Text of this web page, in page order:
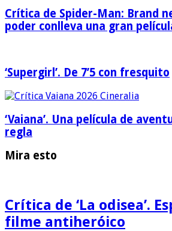
Crítica de Spider-Man: Brand
poder conlleva una gran
‘Supergirl’. De 7’5 con fresquito
‘Vaiana’. Una película de
regla
Mira esto
Crítica de ‘La odisea’.
filme antiheróico